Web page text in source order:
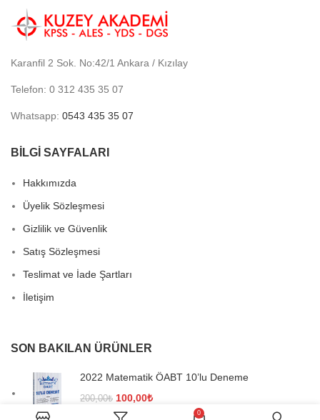
Karanfil 2 Sok. No:42/1 Ankara / Kızılay
Telefon: 0 312 435 35 07
Whatsapp: 0543 435 35 07
BİLGİ SAYFALARI
Hakkımızda
Üyelik Sözleşmesi
Gizlilik ve Güvenlik
Satış Sözleşmesi
Teslimat ve İade Şartları
İletişim
SON BAKILAN ÜRÜNLER
2022 Matematik ÖABT 10’lu Deneme
200,00₺ Orijinal
fiyat:
100,00₺Şu
0